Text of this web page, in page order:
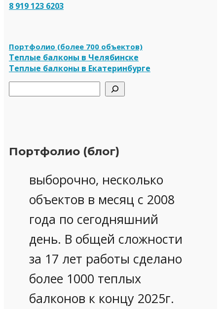
8 919 123 6203
Портфолио (более 700 объектов)
Теплые балконы в Челябинске
Теплые балконы в Екатеринбурге
Портфолио (блог)
выборочно, несколько
объектов в месяц с 2008
года по сегодняшний
день. В общей сложности
за 17 лет работы сделано
более 1000 теплых
балконов к концу 2025г.